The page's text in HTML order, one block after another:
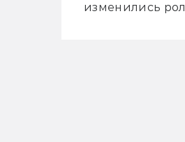
изменились